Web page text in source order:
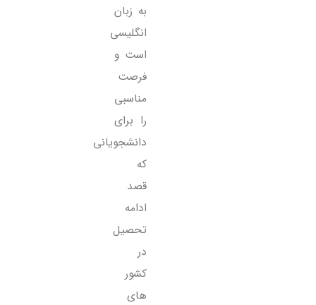
به زبان
انگلیسی
است و
فرصت
مناسبی
را برای
دانشجویانی
که
قصد
ادامه
تحصیل
در
کشور
های